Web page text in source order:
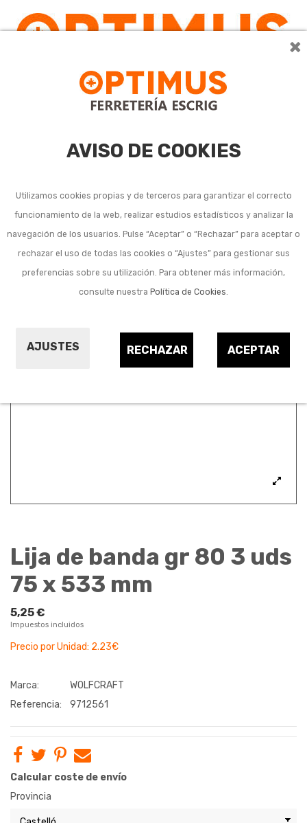
×
AVISO DE COOKIES
Utilizamos cookies propias y de terceros para garantizar el correcto
funcionamiento de la web, realizar estudios estadísticos y analizar la
navegación de los usuarios. Pulse “Aceptar” o “Rechazar” para aceptar o
rechazar el uso de todas las cookies o “Ajustes” para gestionar sus
preferencias sobre su utilización. Para obtener más información,
consulte nuestra Política de Cookies.
AJUSTES ACEPTAR
RECHAZAR
Lija de banda gr 80 3 uds
75 x 533 mm
5,25 €
Impuestos incluidos
Precio por Unidad: 2.23€
Marca:
WOLFCRAFT
Referencia:
9712561
Calcular coste de envío
Provincia